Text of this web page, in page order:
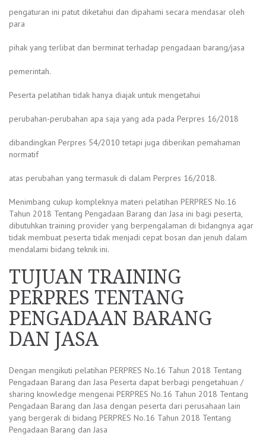
pengaturan ini patut diketahui dan dipahami secara mendasar oleh
para
pihak yang terlibat dan berminat terhadap pengadaan barang/jasa
pemerintah.
Peserta pelatihan tidak hanya diajak untuk mengetahui
perubahan-perubahan apa saja yang ada pada Perpres 16/2018
dibandingkan Perpres 54/2010 tetapi juga diberikan pemahaman
normatif
atas perubahan yang termasuk di dalam Perpres 16/2018.
Menimbang cukup kompleknya materi pelatihan PERPRES No.16
Tahun 2018 Tentang Pengadaan Barang dan Jasa ini bagi peserta,
dibutuhkan training provider yang berpengalaman di bidangnya agar
tidak membuat peserta tidak menjadi cepat bosan dan jenuh dalam
mendalami bidang teknik ini.
TUJUAN TRAINING
PERPRES TENTANG
PENGADAAN BARANG
DAN JASA
Dengan mengikuti pelatihan PERPRES No.16 Tahun 2018 Tentang
Pengadaan Barang dan Jasa Peserta dapat berbagi pengetahuan /
sharing knowledge mengenai PERPRES No.16 Tahun 2018 Tentang
Pengadaan Barang dan Jasa dengan peserta dari perusahaan lain
yang bergerak di bidang PERPRES No.16 Tahun 2018 Tentang
Pengadaan Barang dan Jasa